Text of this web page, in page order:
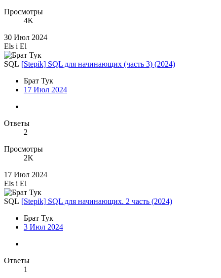
Просмотры
4K
30 Июл 2024
Els i El
SQL [Stepik] SQL для начинающих (часть 3) (2024)
Брат Тук
17 Июл 2024
Ответы
2
Просмотры
2K
17 Июл 2024
Els i El
SQL [Stepik] SQL для начинающих. 2 часть (2024)
Брат Тук
3 Июл 2024
Ответы
1